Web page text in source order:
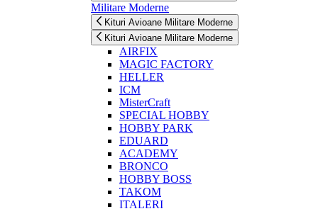
Militare Moderne
Kituri Avioane Militare Moderne
Kituri Avioane Militare Moderne
AIRFIX
MAGIC FACTORY
HELLER
ICM
MisterCraft
SPECIAL HOBBY
HOBBY PARK
EDUARD
ACADEMY
BRONCO
HOBBY BOSS
TAKOM
ITALERI